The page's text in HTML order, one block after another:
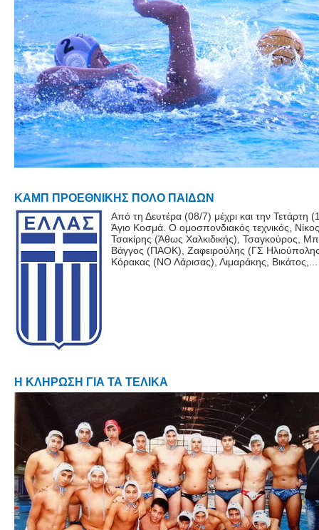
ΚΑΜΠ ΠΡΟΕΘΝΙΚΗΣ ΠΟΛΟ ΠΑΙΔΩΝ
Από τη Δευτέρα (08/7) μέχρι και την
Άγιο Κοσμά. Ο ομοσπονδιακός τεχνικός,
Τσακίρης (Άθως Χαλκιδικής), Τσαγκούρος,
Βάγγος (ΠΑΟΚ), Ζαφειρούλης (ΓΣ
Κόρακας (ΝΟ Λάρισας), Λιμαράκης, Βικάτος,...
Η ΚΛΗΡΩΣΗ ΓΙΑ ΤΑ ΤΕΛΙΚΑ